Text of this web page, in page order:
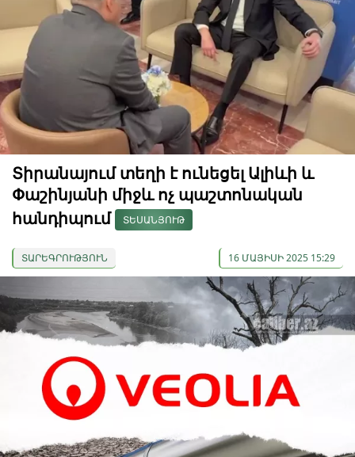
Տիրանայում տեղի է ունեցել Ալիևի և
Փաշինյանի միջև ոչ պաշտոնական
հանդիպում
ՏԵՍԱՆՅՈՒԹ
ՏԱՐԵԳՐՈՒԹՅՈՒՆ 16 ՄԱՅԻՍԻ 2025 15:29